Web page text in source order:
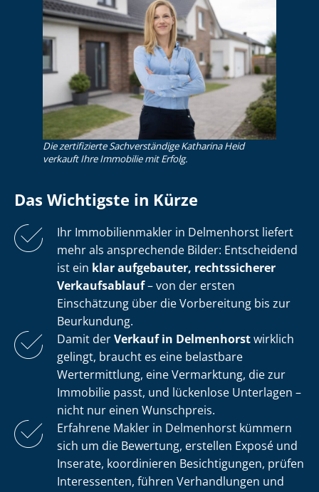
Die zertifizierte Sachverständige Katharina Heid
verkauft Ihre Immobilie mit Erfolg.
Das Wichtigste in Kürze
Ihr Im­mo­bi­li­en­mak­ler in Delmenhorst liefert
mehr als ansprechende Bilder: Entscheidend
ist ein klar aufgebauter, rechtssicherer
Verkaufsablauf– von der ersten
Einschätzung über die Vorbereitung bis zur
Beurkundung.
Damit derVerkauf in Delmenhorstwirklich
gelingt, braucht es eine belastbare
Wertermittlung, eine Vermarktung, die zur
Immobilie passt, und lückenlose Unterlagen –
nicht nur einen Wunschpreis.
Erfahrene Makler in Delmenhorst kümmern
sich um die Bewertung, erstellen Exposé und
Inserate, koordinieren Besichtigungen, prüfen
Interessenten, führen Verhandlungen und